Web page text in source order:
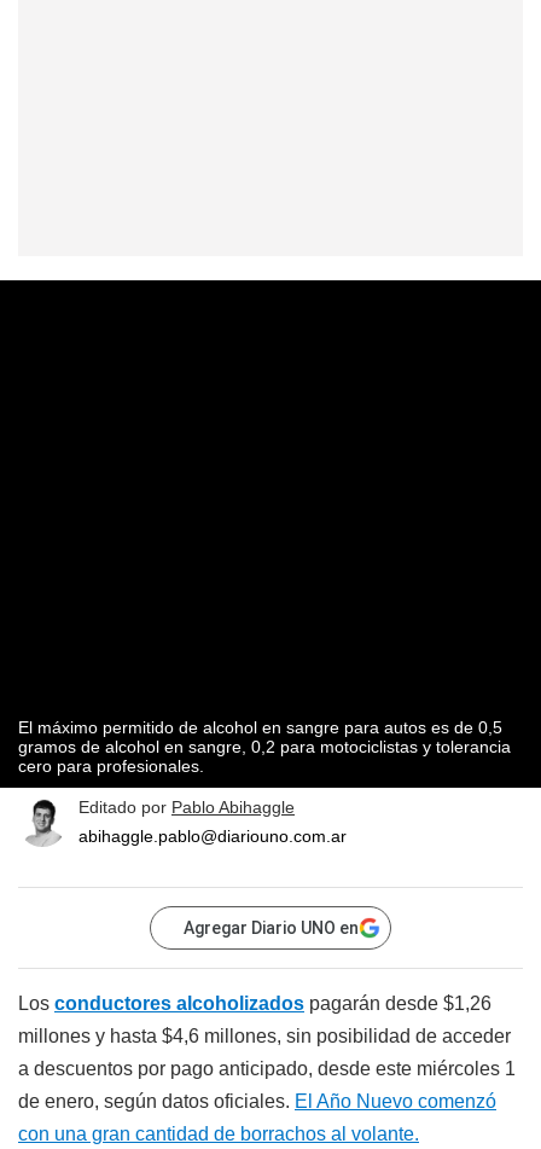
El máximo permitido de alcohol en sangre para autos es de 0,5
gramos de alcohol en sangre, 0,2 para motociclistas y tolerancia
cero para profesionales.
Editado por Pablo Abihaggle
abihaggle.pablo@diariouno.com.ar
Agregar Diario UNO en
Los conductores alcoholizados pagarán desde $1,26
millones y hasta $4,6 millones, sin posibilidad de acceder
a descuentos por pago anticipado, desde este miércoles 1
de enero, según datos oficiales. El Año Nuevo comenzó
con una gran cantidad de borrachos al volante.